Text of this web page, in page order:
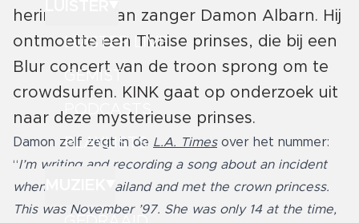
LUISTER LIVE
GEMIST
PODCASTS
PLAYLISTS
herinnering van zanger Damon Albarn. Hij
ontmoette een Thaise prinses, die bij een
Blur concert van de troon sprong om te
crowdsurfen. KINK gaat op onderzoek uit
naar deze mysterieuse prinses.
Damon zelf zegt in de L.A. Timesover het nummer:
“I’m writing and recording a song about an incident
when I was in Thailand and met the crown princess.
This was November ’97. She was only 14 at the time,